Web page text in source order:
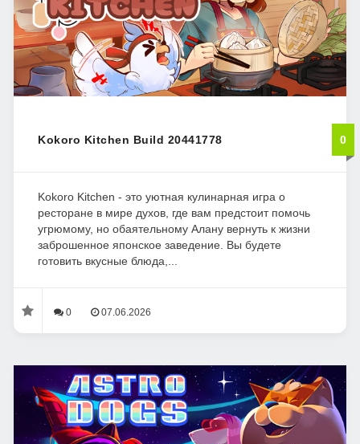
Kokoro Kitchen Build 20441778 0
Kokoro Kitchen - это уютная кулинарная игра о
ресторане в мире духов, где вам предстоит помочь
угрюмому, но обаятельному Алану вернуть к жизни
заброшенное японское заведение. Вы будете
готовить вкусные блюда,...
0 07.06.2026